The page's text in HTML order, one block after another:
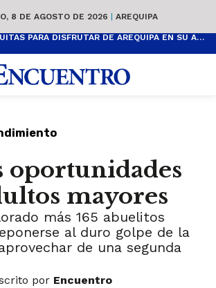
8 DE AGOSTO DE 2026 | AREQUIPA
ACTIVIDADES GRATUITAS PARA DISFRUTAR DE AREQUIPA EN SU ANIVERSARIO
oportunidades
mayores
más 165 abuelitos
al duro golpe de la
de una segunda
por Encuentro